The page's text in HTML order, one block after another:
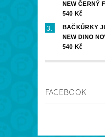
NEW ČERNÝ
540 Kč
BAČKŮRKY
NEW DINO
540 Kč
FACEBOOK